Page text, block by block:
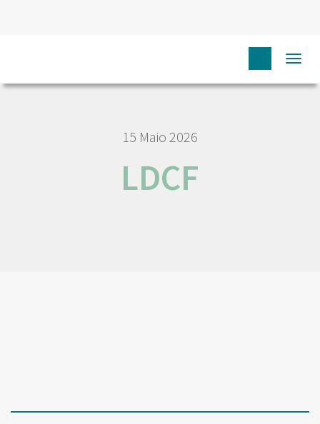
15 Maio 2026
LDCF